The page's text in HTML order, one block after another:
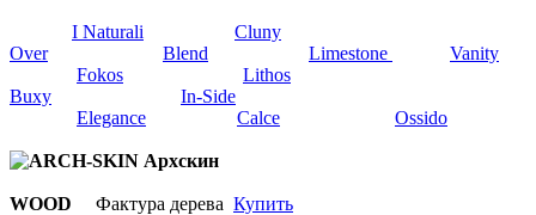
I Naturali
Cluny
Over
Blend Limestone
Vanity
Fokos
Lithos
Buxy
In-Side
Elegance
Calce Ossido
WOOD Фактура дерева Купить